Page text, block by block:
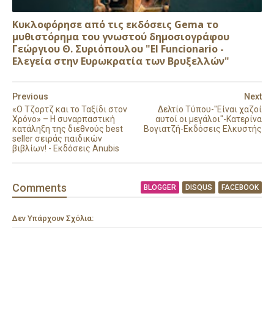
Κυκλοφόρησε από τις εκδόσεις Gema το
μυθιστόρημα του γνωστού δημοσιογράφου
Γεώργιου Θ. Συριόπουλου "El Funcionario -
Ελεγεία στην Ευρωκρατία των Βρυξελλών"
Next
Δελτίο Τύπου-"Είναι χαζοί
αυτοί οι μεγάλοι"-Κατερίνα
Βογιατζή-Εκδόσεις Ελκυστής
Previous
«Ο Τζορτζ και το Ταξίδι στον
Χρόνο» – Η συναρπαστική
κατάληξη της διεθνούς best
seller σειράς παιδικών
βιβλίων! - Εκδόσεις Anubis
Comments BLOGGER DISQUS FACEBOOK
Δεν Υπάρχουν Σχόλια: